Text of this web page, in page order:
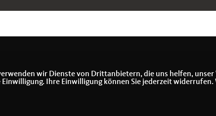
wir Dienste von Drittanbietern, die uns helfen, unser
Ihre Einwilligung können Sie jederzeit widerrufen.